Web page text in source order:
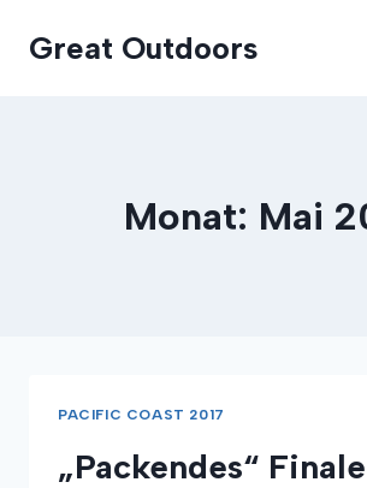
InhaltGreat Outdoors
Monat: Mai
PACIFIC COAST 2017
„Packendes“ Finale